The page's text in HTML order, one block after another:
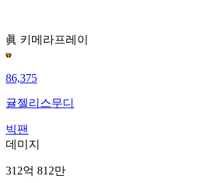
眞 키메라프레이
86,375
귤젤리스무디
빅팬
데미지
312억 812만